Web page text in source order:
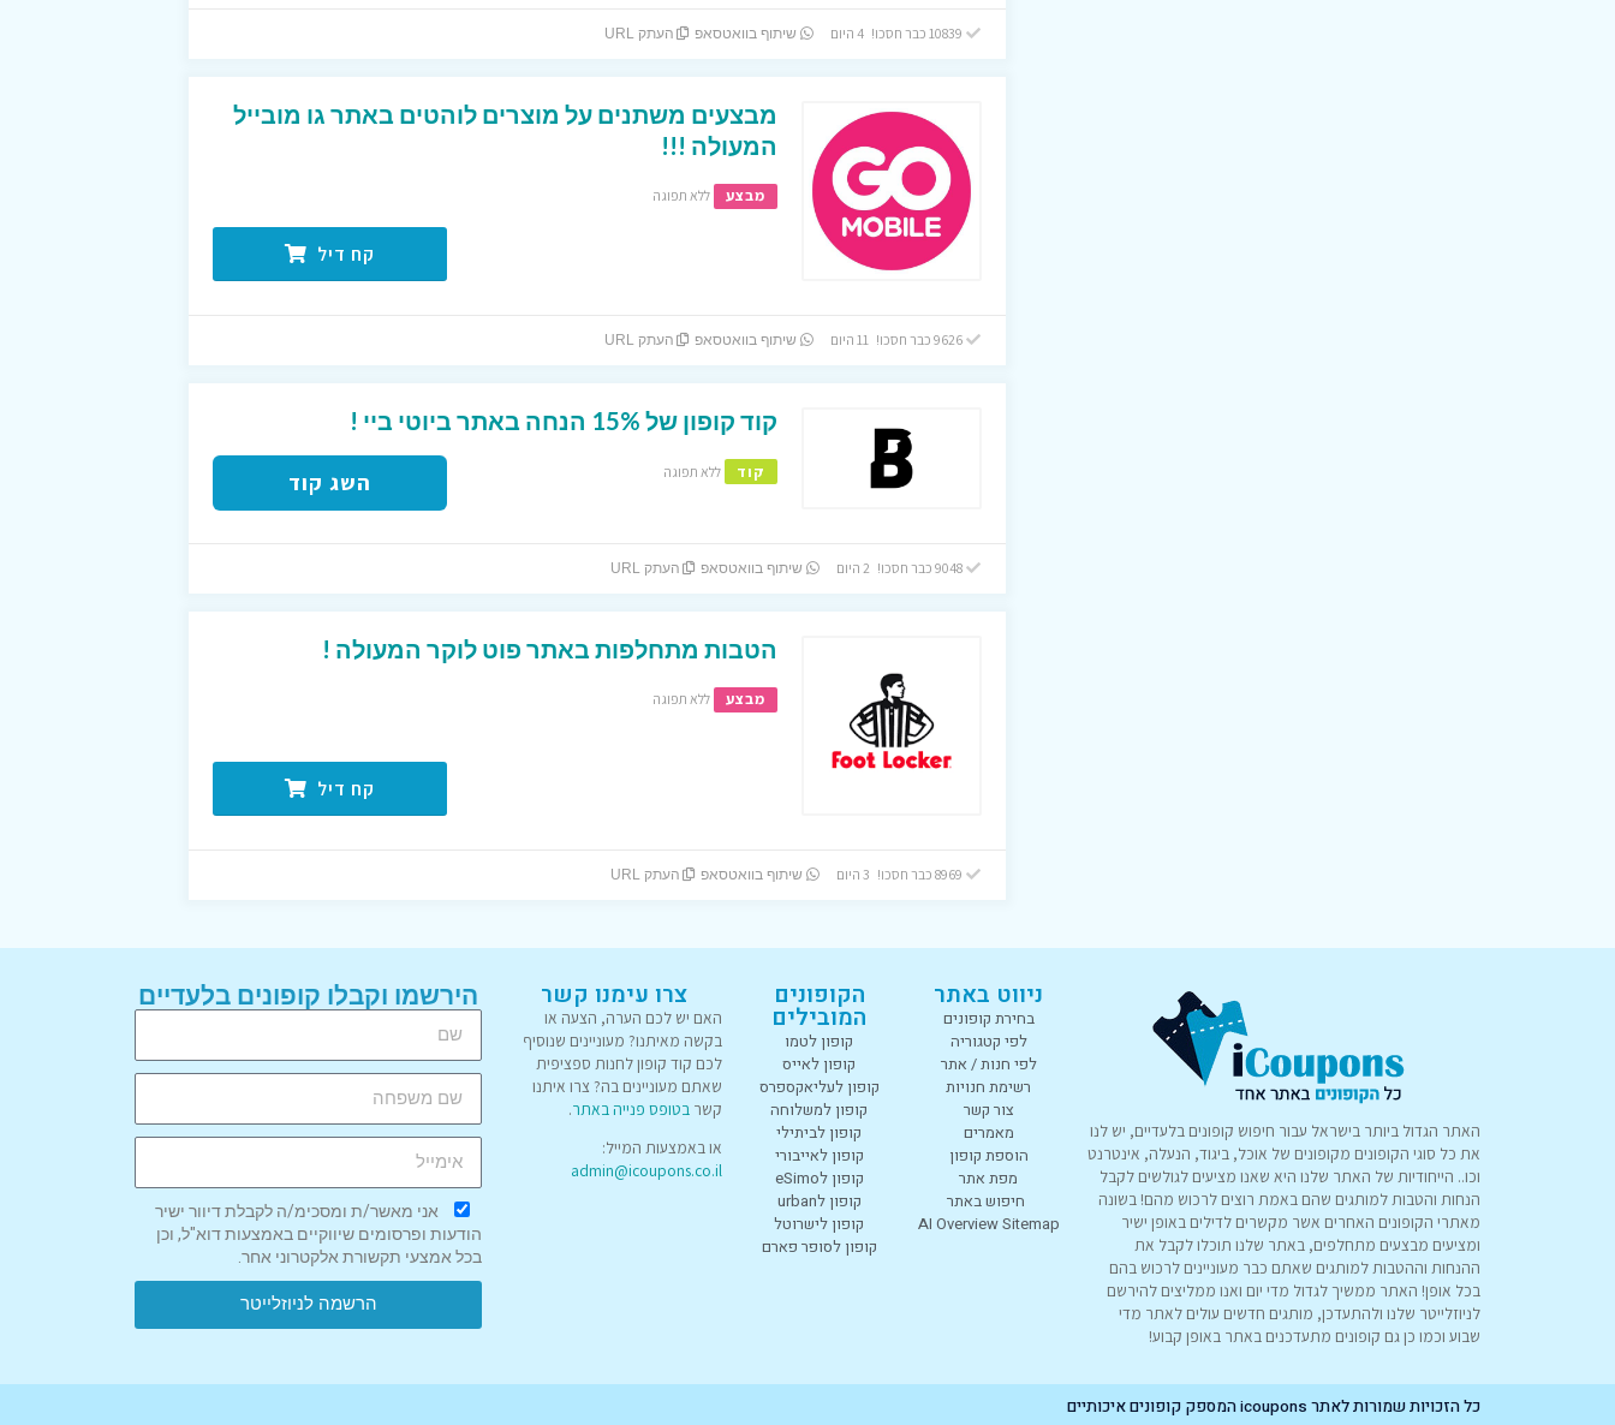
שיתוף בוואטסאפ העתק URL
מבצעים משתנים על מוצרים לוהטים באתר גו מובייל
המעולה !!!
מבצע ללא תפוגה
קח דיל
9626 כבר חסכו! 11 היום שיתוף בוואטסאפ העתק URL
קוד קופון של 15% הנחה באתר ביוטי ביי !
קוד ללא תפוגה השג קוד
9048 כבר חסכו! 2 היום שיתוף בוואטסאפ העתק URL
הטבות מתחלפות באתר פוט לוקר המעולה !
מבצע ללא תפוגה
קח דיל
שיתוף בוואטסאפ העתק URL
האתר הגדול ביותר בישראל עבור חיפוש קופונים בלעדיים, יש לנו
את כל סוגי הקופונים מקופונים של אוכל, ביגוד, הנעלה, אינטרנט
וכו.. הייחודיות של האתר שלנו היא שאנו מציעים לגולשים לקבל
הנחות והטבות למותגים שהם באמת רוצים לרכוש מהם! בשונה
מאתרי הקופונים האחרים אשר מקשרים לדילים באופן ישיר
ומציעים מבצעים מתחלפים, באתר שלנו תוכלו לקבל את
ההנחות וההטבות למותגים שאתם כבר מעוניינים לרכוש בהם
בכל אופן! האתר ממשיך לגדול מדי יום ואנו ממליצים להירשם
לניוזלייטר שלנו ולהתעדכן, מותגים חדשים עולים לאתר מדי
שבוע וכמו כן גם קופונים מתעדכנים באתר באופן קבוע!
ניווט באתר
בחירת קופונים
לפי קטגוריה
לפי חנות / אתר
רשימת חנויות
צור קשר
מאמרים
הוספת קופון
מפת אתר
חיפוש באתר
AI Overview Sitemap
הקופונים
המובילים
קופון לטמו
קופון לאייס
קופון לעליאקספרס
קופון למשלוחה
קופון לביתילי
קופון לאייבורי
קופון לeSimo
קופון לurban
קופון לישרוטל
קופון לסופר פארם
צרו עימנו קשר
האם יש לכם הערה, הצעה או
בקשה מאיתנו? מעוניינים שנוסיף
לכם קוד קופון לחנות ספציפית
שאתם מעוניינים בה? צרו איתנו
קשר בטופס פנייה באתר.
או באמצעות המייל:
admin@icoupons.co.il
הירשמו וקבלו קופונים בלעדיים
אני מאשר/ת ומסכימ/ה לקבלת דיוור ישיר
הודעות ופרסומים שיווקיים באמצעות דוא"ל, וכן
בכל אמצעי תקשורת אלקטרוני אחר.
הרשמה לניוזלייטר
כל הזכויות שמורות לאתר icoupons המספק קופונים איכותיים